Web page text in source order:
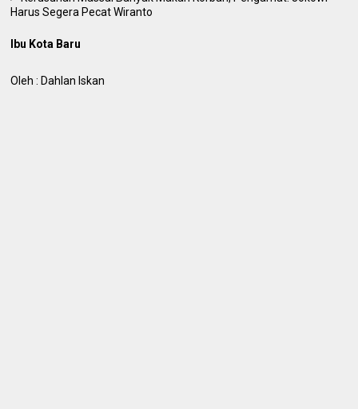
Harus Segera Pecat Wiranto
Ibu Kota Baru
Oleh : Dahlan Iskan